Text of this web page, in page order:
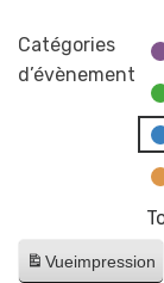
Catégories
d’évènement
Vueimpression